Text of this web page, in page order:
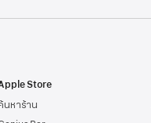
Store
นหาร้าน